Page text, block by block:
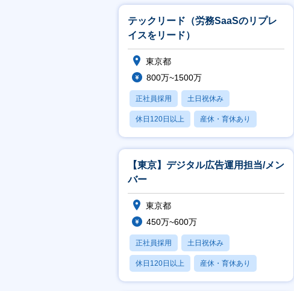
テックリード（労務SaaSのリプレ
イスをリード）
東京都
800万~1500万
正社員採用 土日祝休み
休日120日以上 産休・育休あり
賞与あり
【東京】デジタル広告運用担当/メン
バー
東京都
450万~600万
正社員採用 土日祝休み
休日120日以上 産休・育休あり
賞与あり